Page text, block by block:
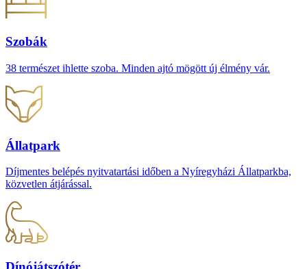
Szobák
38 természet ihlette szoba. Minden ajtó mögött új élmény vár.
Állatpark
Díjmentes belépés nyitvatartási időben a Nyíregyházi Állatparkba,
közvetlen átjárással.